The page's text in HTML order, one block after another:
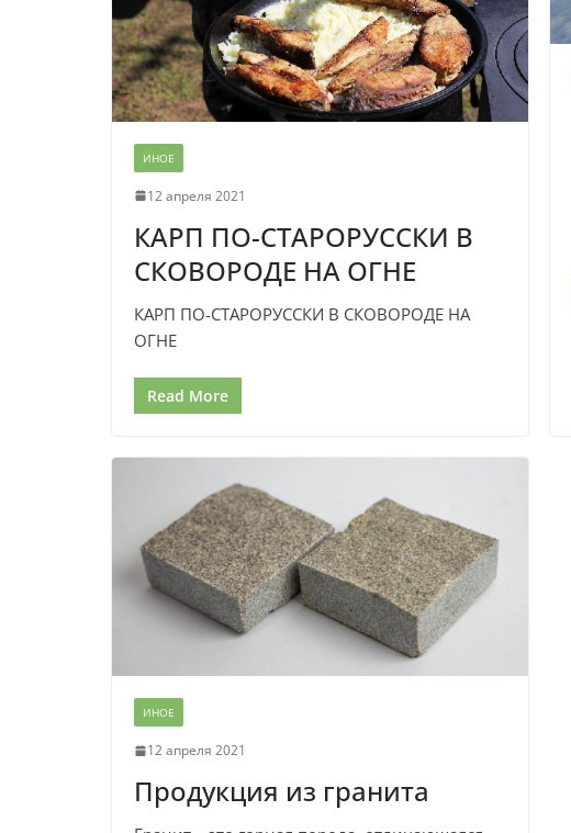
ИНОЕ
12 апреля 2021
КАРП ПО-СТАРОРУССКИ В
СКОВОРОДЕ НА ОГНЕ
КАРП ПО-СТАРОРУССКИ В СКОВОРОДЕ НА
ОГНЕ
Read More
ИНОЕ
12 апреля 2021
Продукция из гранита